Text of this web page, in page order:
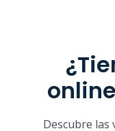
Descubre las